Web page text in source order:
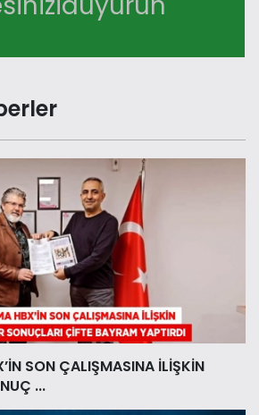
SON ÇALIŞMASINA İLİŞKİN
...